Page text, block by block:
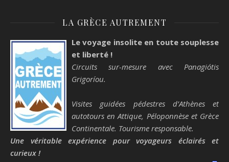
LA GRÈCE AUTREMENT
Le voyage insolite en toute souplesse
et liberté !
Circuits sur-mesure avec Panagiótis
Grigoríou.
Visites guidées pédestres d’Athènes et
autotours en Attique, Péloponnèse et Grèce
Continentale. Tourisme responsable.
Une véritable expérience pour voyageurs éclairés et
curieux !